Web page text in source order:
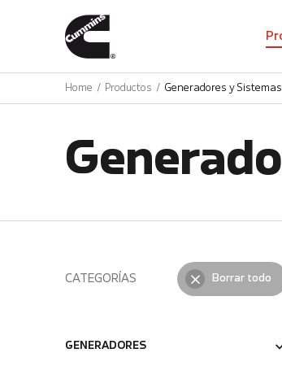
Home Productos Generadores y
CATEGORÍAS Borrar todo
GENERADORES